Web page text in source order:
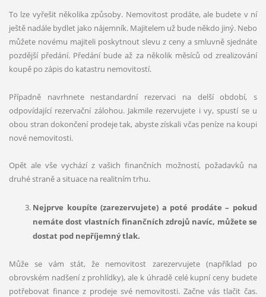
To lze vyřešit několika způsoby. Nemovitost prodáte, ale budete v ní
ještě nadále bydlet jako nájemník. Majitelem už bude někdo jiný. Nebo
můžete novému majiteli poskytnout slevu z ceny a smluvně sjednáte
pozdější předání. Předání bude až za několik měsíců od zrealizování
koupě po zápis do katastru nemovitostí.
Případně navrhnete nestandardní rezervaci na delší období, s
odpovídající rezervační zálohou. Jakmile rezervujete i vy, spustí se u
obou stran dokončení prodeje tak, abyste získali včas peníze na koupi
nové nemovitosti.
Opět ale vše vychází z vašich finančních možností, požadavků na
druhé straně a situace na realitním trhu.
Nejprve koupíte (zarezervujete) a poté prodáte – pokud
nemáte dost vlastních finančních zdrojů navíc, můžete se
dostat pod nepříjemný tlak.
Může se vám stát, že nemovitost zarezervujete (například po
obrovském nadšení z prohlídky), ale k úhradě celé kupní ceny budete
potřebovat finance z prodeje své nemovitosti. Začne vás tlačit čas.